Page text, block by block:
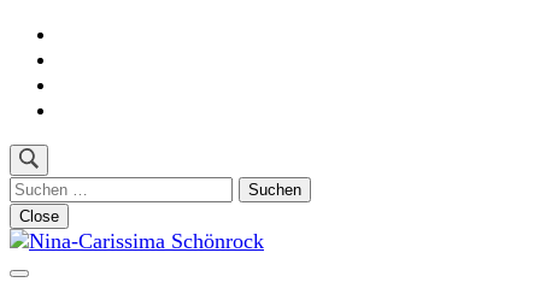
Skip
content
(Press
Suchen
nach:
Close